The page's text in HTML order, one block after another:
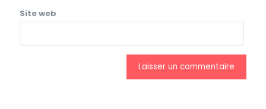
Site web